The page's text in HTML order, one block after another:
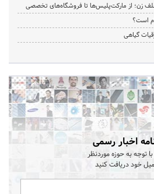
زن؛ از مارکت‌پلیس‌ها تا فروشگاه‌های تخصصی
است؟
گیاهی
اخبار رسمی
با توجه به حوزه موردنظر
خود دریافت کنید